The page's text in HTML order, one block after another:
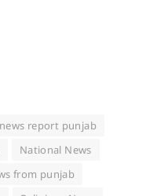
report punjab
National News
from punjab